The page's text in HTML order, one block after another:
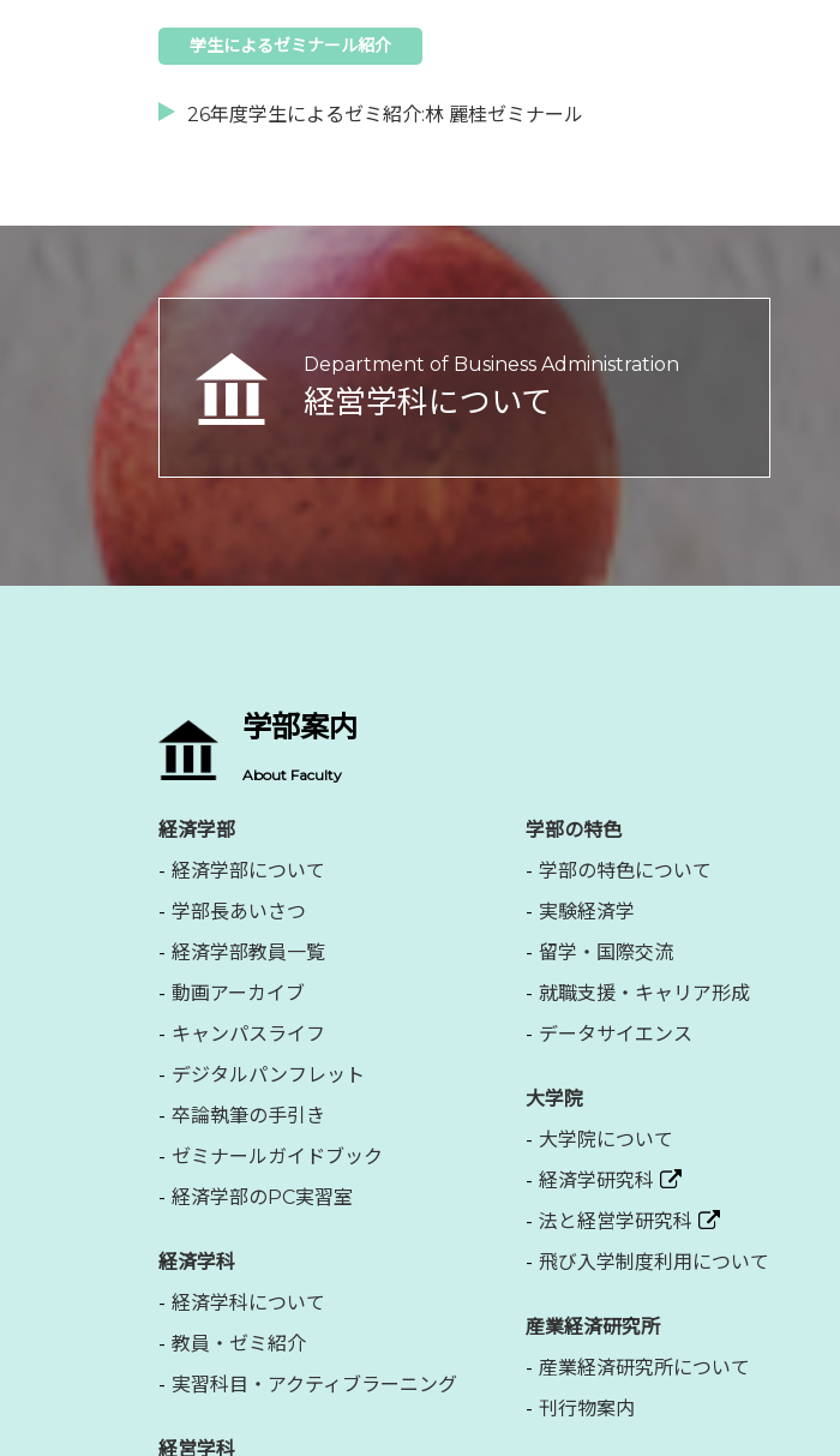
学生によるゼミナール紹介
26年度学生によるゼミ紹介:林 麗桂ゼミナール
Department of Business Administration
経営学科について
学部案内
About Faculty
経済学部
経済学部について
学部長あいさつ
経済学部教員一覧
動画アーカイブ
キャンパスライフ
デジタルパンフレット
卒論執筆の手引き
ゼミナールガイドブック
経済学部のPC実習室
経済学科
経済学科について
教員・ゼミ紹介
実習科目・アクティブラーニング
経営学科
学部の特色
学部の特色について
実験経済学
留学・国際交流
就職支援・キャリア形成
データサイエンス
大学院
大学院について
経済学研究科
法と経営学研究科
飛び入学制度利用について
産業経済研究所
産業経済研究所について
刊行物案内